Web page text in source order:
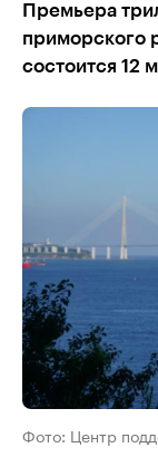
Премьера
приморского
состоится 12
Фото: Центр